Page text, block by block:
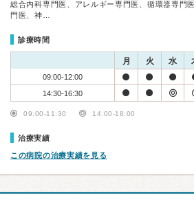
総合内科専門医、アレルギー専門医、循環器専門
門医、神…
診療時間
月 火 水
09:00-12:00
14:30-16:30
09:00-11:30 14:00-18:00
治療実績
この病院の治療実績を見る